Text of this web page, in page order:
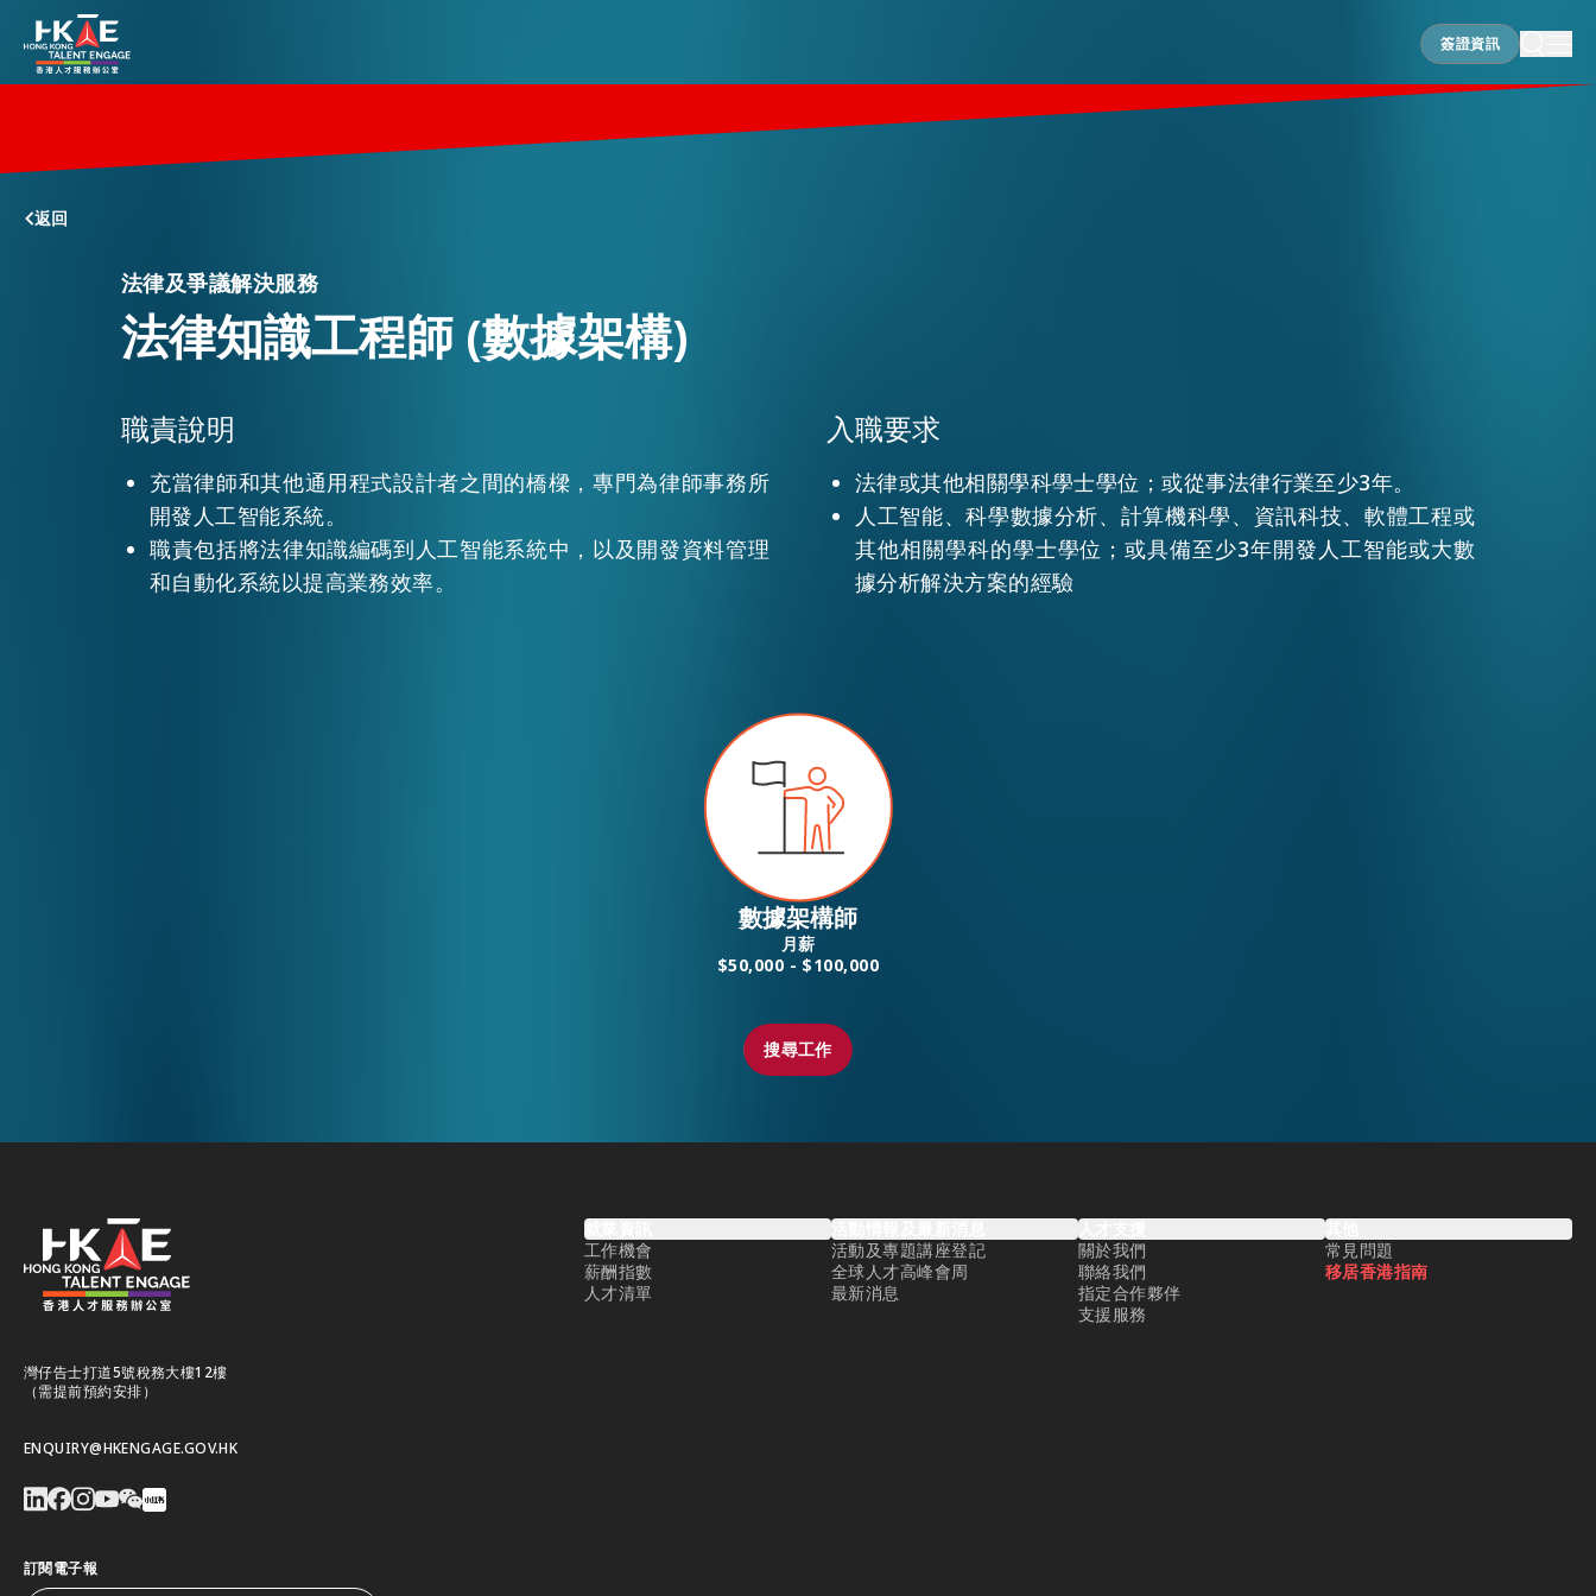
簽證資訊
簽證資訊
EN 繁 简
返回
法律及爭議解決服務
法律知識工程師 (數據架構)
職責說明
充當律師和其他通用程式設計者之間的橋樑，專門為律師事務所
開發人工智能系統。
職責包括將法律知識編碼到人工智能系統中，以及開發資料管理
和自動化系統以提高業務效率。
入職要求
法律或其他相關學科學士學位；或從事法律行業至少3年。
人工智能、科學數據分析、計算機科學、資訊科技、軟體工程或
其他相關學科的學士學位；或具備至少3年開發人工智能或大數
據分析解決方案的經驗
數據架構師
月薪
$50,000 - $100,000
搜尋工作
搜尋工作
灣仔告士打道5號稅務大樓12樓
（需提前預約安排）
ENQUIRY@HKENGAGE.GOV.HK
訂閱電子報
就業資訊
工作機會
薪酬指數
人才清單
活動情報及最新消息
活動及專題講座登記
全球人才高峰會周
最新消息
人才支援
關於我們
聯絡我們
指定合作夥伴
支援服務
其他
常見問題
移居香港指南